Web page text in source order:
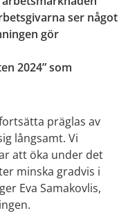
ser något
gör
2024” som
präglas av
långsamt. Vi
att öka under det
minska gradvis i
Eva Samakovlis,